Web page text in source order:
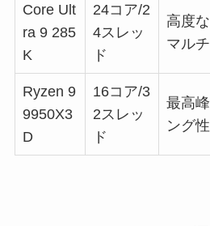
Core Ult
ra 9 285
K
24コア/2
4スレッ
ド
高度
マル
Ryzen 9
9950X3
D
16コア/3
2スレッ
ド
最高
ング